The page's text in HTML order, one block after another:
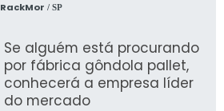
RackMor / SP
Se alguém está procurando
por fábrica gôndola pallet,
conhecerá a empresa líder
do mercado